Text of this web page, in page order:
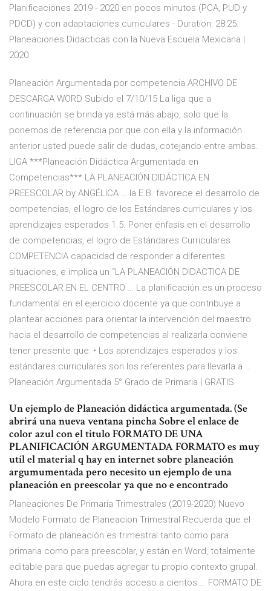
Planificaciones 2019 - 2020 en pocos minutos (PCA, PUD y
PDCD) y con adaptaciones curriculares - Duration: 28:25.
Planeaciones Didacticas con la Nueva Escuela Mexicana |
2020
Planeación Argumentada por competencia ARCHIVO DE
DESCARGA WORD Subido el 7/10/15 La liga que a
continuación se brinda ya está más abajo, solo que la
ponemos de referencia por que con ella y la información
anterior usted puede salir de dudas, cotejando entre ambas.
LIGA ***Planeación Didáctica Argumentada en
Competencias*** LA PLANEACIÓN DIDÁCTICA EN
PREESCOLAR by ANGÉLICA … la E.B. favorece el desarrollo de
competencias, el logro de los Estándares curriculares y los
aprendizajes esperados 1.5. Poner énfasis en el desarrollo
de competencias, el logro de Estándares Curriculares
COMPETENCIA capacidad de responder a diferentes
situaciones, e implica un “LA PLANEACIÓN DIDACTICA DE
PREESCOLAR EN EL CENTRO … La planificación es un proceso
fundamental en el ejercicio docente ya que contribuye a
plantear acciones para orientar la intervención del maestro
hacia el desarrollo de competencias al realizarla conviene
tener presente que: • Los aprendizajes esperados y los
estándares curriculares son los referentes para llevarla a …
Planeación Argumentada 5° Grado de Primaria | GRATIS
Un ejemplo de Planeación didáctica argumentada. (Se
abrirá una nueva ventana pincha Sobre el enlace de
color azul con el titulo FORMATO DE UNA
PLANIFICACIÓN ARGUMENTADA FORMATO es muy
utíl el material q hay en internet sobre planeación
argumumentada pero necesito un ejemplo de una
planeación en preescolar ya que no e encontrado
Planeaciones De Primaria Trimestrales (2019-2020) Nuevo
Modelo Formato de Planeacion Trimestral Recuerda que el
Formato de planeación es trimestral tanto como para
primaria como para preescolar, y están en Word, totalmente
editable para que puedas agregar tu propio contexto grupal.
Ahora en este ciclo tendrás acceso a cientos … FORMATO DE